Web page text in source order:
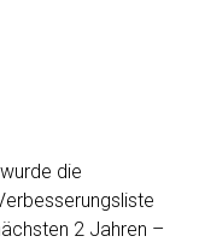
die
2 Jahren –